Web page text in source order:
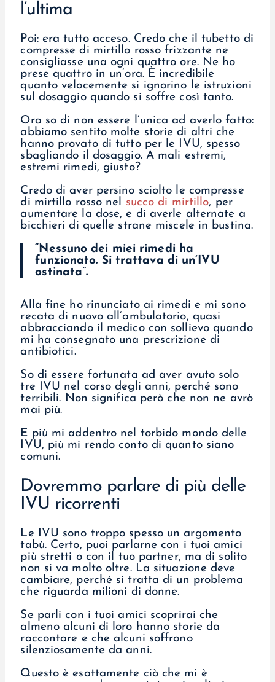
l’ultima
Poi: era tutto acceso. Credo che il tubetto di
compresse di mirtillo rosso frizzante ne
consigliasse una ogni quattro ore. Ne ho
prese quattro in un’ora. È incredibile
quanto velocemente si ignorino le istruzioni
sul dosaggio quando si soffre così tanto.
Ora so di non essere l’unica ad averlo fatto:
abbiamo sentito molte storie di altri che
hanno provato di tutto per le IVU, spesso
sbagliando il dosaggio. A mali estremi,
estremi rimedi, giusto?
Credo di aver persino sciolto le compresse
di mirtillo rosso nel succo di mirtillo, per
aumentare la dose, e di averle alternate a
bicchieri di quelle strane miscele in bustina.
“Nessuno dei miei rimedi ha
funzionato. Si trattava di un’IVU
ostinata”.
Alla fine ho rinunciato ai rimedi e mi sono
recata di nuovo all’ambulatorio, quasi
abbracciando il medico con sollievo quando
mi ha consegnato una prescrizione di
antibiotici.
So di essere fortunata ad aver avuto solo
tre IVU nel corso degli anni, perché sono
terribili. Non significa però che non ne avrò
mai più.
E più mi addentro nel torbido mondo delle
IVU, più mi rendo conto di quanto siano
comuni.
Dovremmo parlare di più delle
IVU ricorrenti
Le IVU sono troppo spesso un argomento
tabù. Certo, puoi parlarne con i tuoi amici
più stretti o con il tuo partner, ma di solito
non si va molto oltre. La situazione deve
cambiare, perché si tratta di un problema
che riguarda milioni di donne.
Se parli con i tuoi amici scoprirai che
almeno alcuni di loro hanno storie da
raccontare e che alcuni soffrono
silenziosamente da anni.
Questo è esattamente ciò che mi è